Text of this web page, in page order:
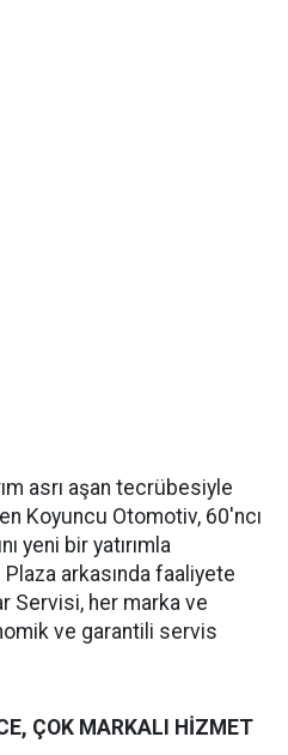
asrı aşan tecrübesiyle
Koyuncu Otomotiv, 60'ncı
yeni bir yatırımla
Plaza arkasında faaliyete
Servisi, her marka ve
ve garantili servis
ÇOK MARKALI HİZMET